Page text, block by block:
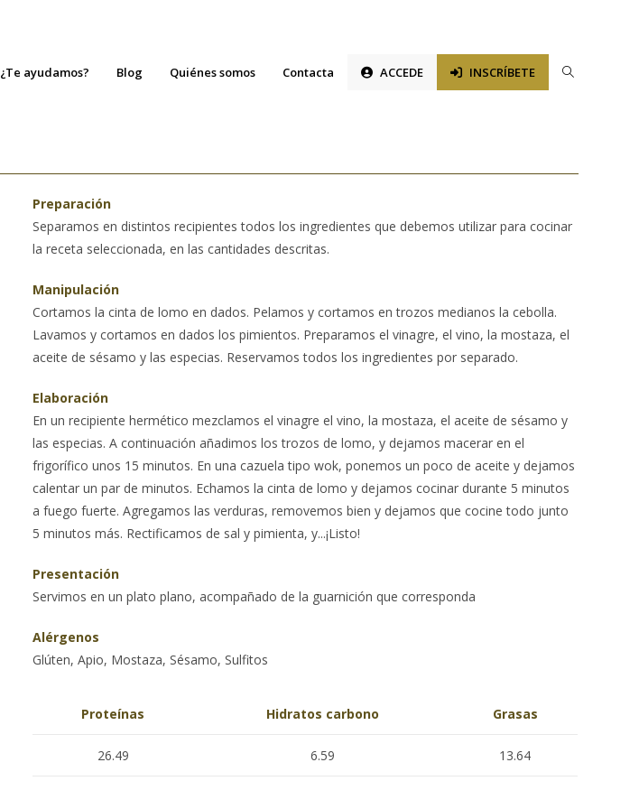
¿Te ayudamos? Blog Quiénes somos Contacta ACCEDE INSCRÍBETE Alternar
la
Preparación
Separamos en distintos recipientes todos los ingredientes que debemos utilizar para cocinar
la receta seleccionada, en las cantidades descritas.
Manipulación
Cortamos la cinta de lomo en dados. Pelamos y cortamos en trozos medianos la cebolla.
Lavamos y cortamos en dados los pimientos. Preparamos el vinagre, el vino, la mostaza, el
aceite de sésamo y las especias. Reservamos todos los ingredientes por separado.
Elaboración
En un recipiente hermético mezclamos el vinagre el vino, la mostaza, el aceite de sésamo y
las especias. A continuación añadimos los trozos de lomo, y dejamos macerar en el
frigorífico unos 15 minutos. En una cazuela tipo wok, ponemos un poco de aceite y dejamos
calentar un par de minutos. Echamos la cinta de lomo y dejamos cocinar durante 5 minutos
a fuego fuerte. Agregamos las verduras, removemos bien y dejamos que cocine todo junto
5 minutos más. Rectificamos de sal y pimienta, y...¡Listo!
Presentación
Servimos en un plato plano, acompañado de la guarnición que corresponda
Alérgenos
Glúten, Apio, Mostaza, Sésamo, Sulfitos
Proteínas Hidratos carbono Grasas
26.49 6.59 13.64